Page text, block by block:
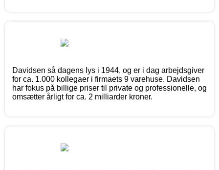
Davidsen så dagens lys i 1944, og er i dag arbejdsgiver
for ca. 1.000 kollegaer i firmaets 9 varehuse. Davidsen
har fokus på billige priser til private og professionelle, og
omsætter årligt for ca. 2 milliarder kroner.